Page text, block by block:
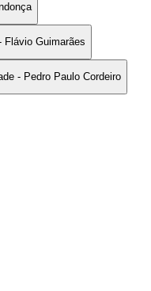
Flávio Guimarães
- Pedro Paulo Cordeiro